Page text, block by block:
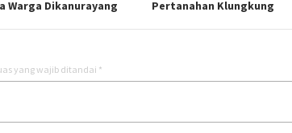
Warga Dikanurayang
Pertanahan Klungkung
yang wajib ditandai *